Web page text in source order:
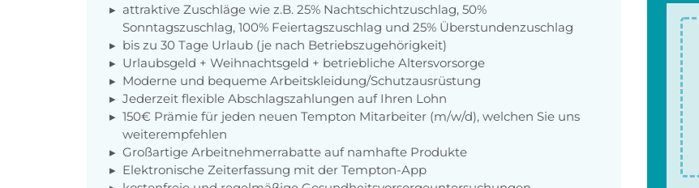
attraktive Zuschläge wie z.B. 25% Nachtschichtzuschlag, 50%
Sonntagszuschlag, 100% Feiertagszuschlag und 25% Überstundenzuschlag
bis zu 30 Tage Urlaub (je nach Betriebszugehörigkeit)
Urlaubsgeld + Weihnachtsgeld + betriebliche Altersvorsorge
Moderne und bequeme Arbeitskleidung/Schutzausrüstung
Jederzeit flexible Abschlagszahlungen auf Ihren Lohn
150€ Prämie für jeden neuen Tempton Mitarbeiter (m/w/d), welchen Sie uns
weiterempfehlen
Großartige Arbeitnehmerrabatte auf namhafte Produkte
Elektronische Zeiterfassung mit der Tempton-App